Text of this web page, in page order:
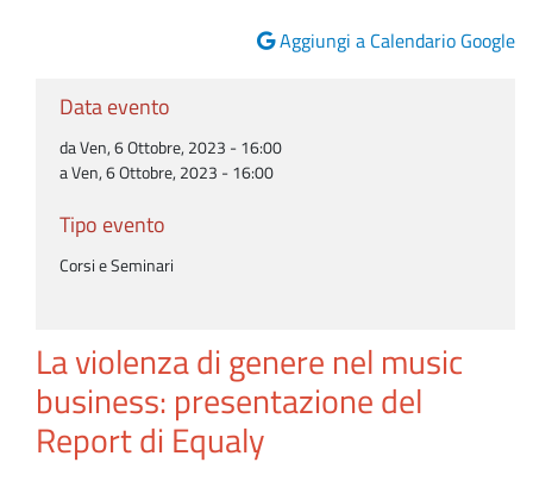
Aggiungi a Calendario Google
Data evento
da Ven, 6 Ottobre, 2023 - 16:00
a Ven, 6 Ottobre, 2023 - 16:00
Tipo evento
Corsi e Seminari
La violenza di genere nel music
business: presentazione del
Report di Equaly